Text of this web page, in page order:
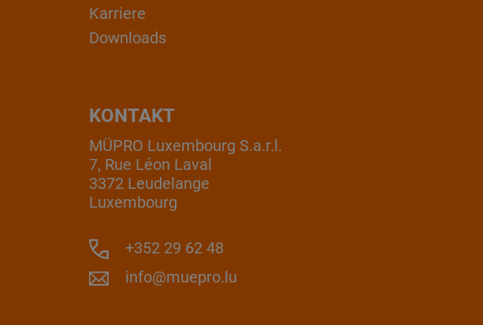
Karriere
Downloads
KONTAKT
MÜPRO Luxembourg S.a.r.l.
7, Rue Léon Laval
3372 Leudelange
Luxembourg
+352 29 62 48
info@muepro.lu